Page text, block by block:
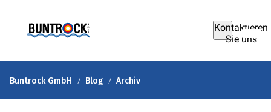
Kontaktieren
Sie uns
Buntrock GmbH Blog Archiv